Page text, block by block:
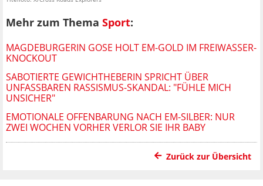
Mehr zum Thema Sport:
MAGDEBURGERIN GOSE HOLT EM-GOLD IM FREIWASSER-
KNOCKOUT
SABOTIERTE GEWICHTHEBERIN SPRICHT ÜBER
UNFASSBAREN RASSISMUS-SKANDAL: "FÜHLE MICH
UNSICHER"
EMOTIONALE OFFENBARUNG NACH EM-SILBER: NUR
ZWEI WOCHEN VORHER VERLOR SIE IHR BABY
Zurück zur Übersicht